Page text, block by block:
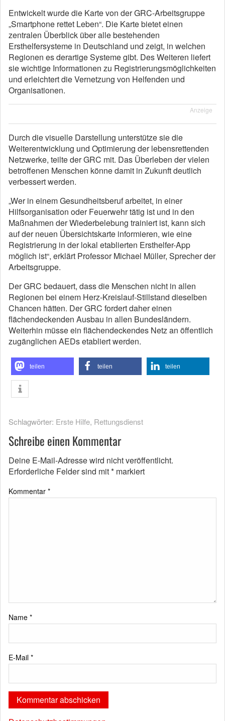
Entwickelt wurde die Karte von der GRC-Arbeitsgruppe
„Smartphone rettet Leben“. Die Karte bietet einen
zentralen Überblick über alle bestehenden
Ersthelfersysteme in Deutschland und zeigt, in welchen
Regionen es derartige Systeme gibt. Des Weiteren liefert
sie wichtige Informationen zu Registrierungsmöglichkeiten
und erleichtert die Vernetzung von Helfenden und
Organisationen.
Anzeige
Durch die visuelle Darstellung unterstütze sie die
Weiterentwicklung und Optimierung der lebensrettenden
Netzwerke, teilte der GRC mit. Das Überleben der vielen
betroffenen Menschen könne damit in Zukunft deutlich
verbessert werden.
„Wer in einem Gesundheitsberuf arbeitet, in einer
Hilfsorganisation oder Feuerwehr tätig ist und in den
Maßnahmen der Wiederbelebung trainiert ist, kann sich
auf der neuen Übersichtskarte informieren, wie eine
Registrierung in der lokal etablierten Ersthelfer-App
möglich ist“, erklärt Professor Michael Müller, Sprecher der
Arbeitsgruppe.
Der GRC bedauert, dass die Menschen nicht in allen
Regionen bei einem Herz-Kreislauf-Stillstand dieselben
Chancen hätten. Der GRC fordert daher einen
flächendeckenden Ausbau in allen Bundesländern.
Weiterhin müsse ein flächendeckendes Netz an öffentlich
zugänglichen AEDs etabliert werden.
teilen teilen teilen
Schlagwörter: Erste Hilfe, Rettungsdienst
Schreibe einen Kommentar
Deine E-Mail-Adresse wird nicht veröffentlicht.
Erforderliche Felder sind mit* markiert
Kommentar *
Name *
E-Mail *